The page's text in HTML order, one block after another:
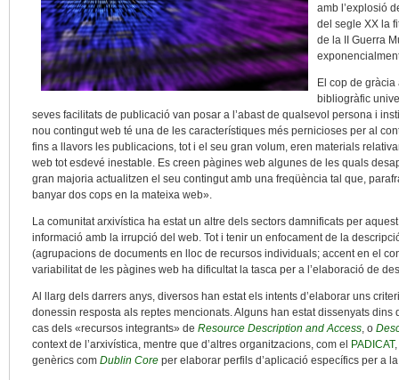
amb l’explosió
del segle XX la
de la II Guerra
El cop de
bibliogràfic
seves facilitats de publicació van posar a l’abast de qualsevol persona i
nou contingut web té una de les característiques més pernicioses per al
fins a llavors les publicacions, tot i el seu gran volum, eren materials
web tot esdevé inestable. Es creen pàgines web algunes de les quals
gran majoria actualitzen el seu contingut amb una freqüència tal que,
banyar dos cops en la mateixa web».
La comunitat arxivística ha estat un altre dels sectors damnificats per
informació amb la irrupció del web. Tot i tenir un enfocament de la
(agrupacions de documents en lloc de recursos individuals; accent en el
variabilitat de les pàgines web ha dificultat la tasca per a l’elaboració de
Al llarg dels darrers anys, diversos han estat els intents d’elaborar uns
donessin resposta als reptes mencionats. Alguns han estat dissenyats dins
cas dels «recursos integrants» de Resource Description and Access, o
context de l’arxivística, mentre que d’altres organitzacions, com el
PADICAT
genèrics com Dublin Core per elaborar perfils d’aplicació específics per a